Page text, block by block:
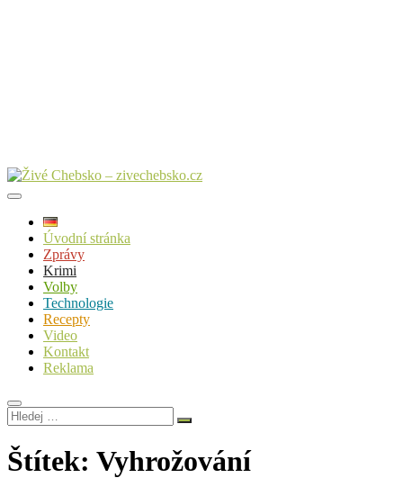
Úvodní stránka
Zprávy
Krimi
Volby
Technologie
Recepty
Video
Kontakt
Reklama
Hledej
…
Štítek: Vyhrožování